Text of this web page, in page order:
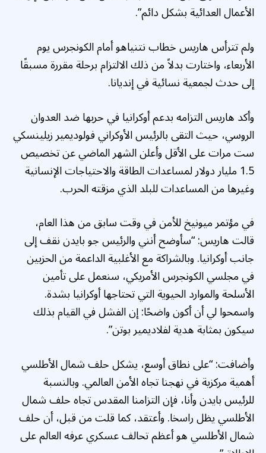
الأعمال العدائية بشكل دائم”.
ولم تترأس هاريس خطاب نتنياهو أمام الكونجرس يوم
الأربعاء، واختارت بدلاً من ذلك الالتزام برحلة مقررة مسبقًا
إلى حدث لجمعية نسائية في إنديانا.
وأكد هاريس التزامه بدعم أوكرانيا في حربها ضد العدوان
الروسي، حيث التقى بالرئيس الأوكراني فولوديمير زيلينسكي
ست مرات على الأقل وأعلن الشهر الماضي عن تخصيص
1.5 مليار دولار لمساعدات الطاقة والاحتياجات الإنسانية
وغيرها من المساعدات للبلد الذي مزقته الحرب.
في مؤتمر ميونيخ للأمن في وقت سابق من هذا العام،
قالت هاريس: “سأوضح أنني والرئيس جو بايدن نقف إلى
جانب أوكرانيا. وبالشراكة مع الأغلبية الداعمة من الحزبين
في مجلسي الكونجرس الأمريكي، سنعمل على تأمين
الأسلحة والموارد الحيوية التي تحتاجها أوكرانيا بشدة.
واسمحوا لي أن أكون واضحًا: إن الفشل في القيام بذلك
سيكون بمثابة هدية لفلاديمير بوتن”.
وأضافت: “على نطاق أوسع، يشكل حلف شمال الأطلسي
أهمية مركزية في نهجنا تجاه الأمن العالمي. وبالنسبة
للرئيس بايدن وأنا، فإن التزامنا المقدس تجاه حلف شمال
الأطلسي يظل راسخا. وأعتقد، كما قلت من قبل، أن حلف
شمال الأطلسي هو أعظم تحالف عسكري عرفه العالم على